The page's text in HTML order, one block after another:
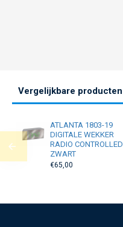
Vergelijkbare producten
ATLANTA 1803-19
DIGITALE WEKKER
RADIO CONTROLLED
ZWART
€65,00